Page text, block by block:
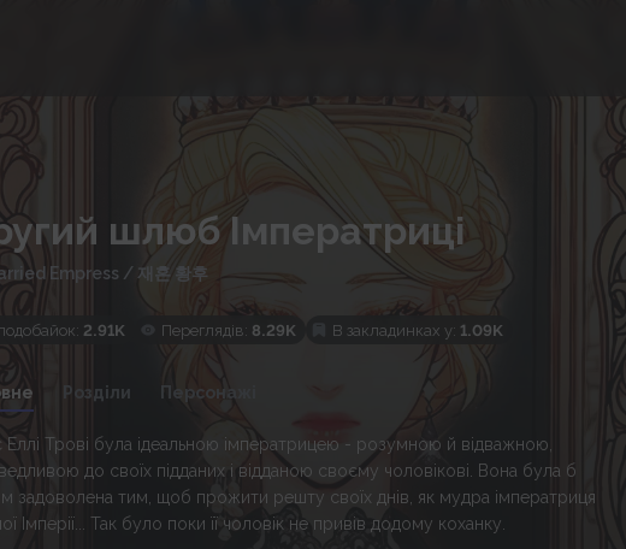
шлюб Імператриці
Empress / 재혼 황후
2.91K Переглядів: 8.29K В закладинках у: 1.09K
Розділи Персонажі
Еллі Трові була ідеальною імператрицею - розумною й відважною,
до своїх підданих і відданою своєму чоловікові. Вона була б
задоволена тим, щоб прожити решту своїх днів, як мудра імператриця
Імперії... Так було поки її чоловік не привів додому коханку.